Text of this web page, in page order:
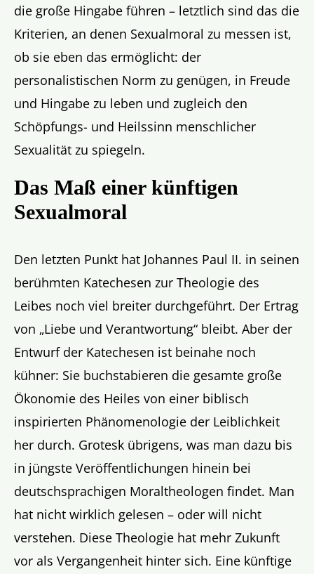
die große Hingabe führen – letztlich sind das die
Kriterien, an denen Sexualmoral zu messen ist,
ob sie eben das ermöglicht: der
personalistischen Norm zu genügen, in Freude
und Hingabe zu leben und zugleich den
Schöpfungs- und Heilssinn menschlicher
Sexualität zu spiegeln.
Das Maß einer künftigen
Sexualmoral
Den letzten Punkt hat Johannes Paul II. in seinen
berühmten Katechesen zur Theologie des
Leibes noch viel breiter durchgeführt. Der Ertrag
von „Liebe und Verantwortung“ bleibt. Aber der
Entwurf der Katechesen ist beinahe noch
kühner: Sie buchstabieren die gesamte große
Ökonomie des Heiles von einer biblisch
inspirierten Phänomenologie der Leiblichkeit
her durch. Grotesk übrigens, was man dazu bis
in jüngste Veröffentlichungen hinein bei
deutschsprachigen Moraltheologen findet. Man
hat nicht wirklich gelesen – oder will nicht
verstehen. Diese Theologie hat mehr Zukunft
vor als Vergangenheit hinter sich. Eine künftige